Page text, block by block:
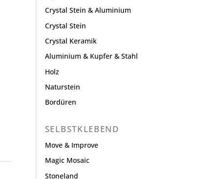
Crystal Stein & Aluminium
Crystal Stein
Crystal Keramik
Aluminium & Kupfer & Stahl
Holz
Naturstein
Bordüren
SELBSTKLEBEND
Move & Improve
Magic Mosaic
Stoneland